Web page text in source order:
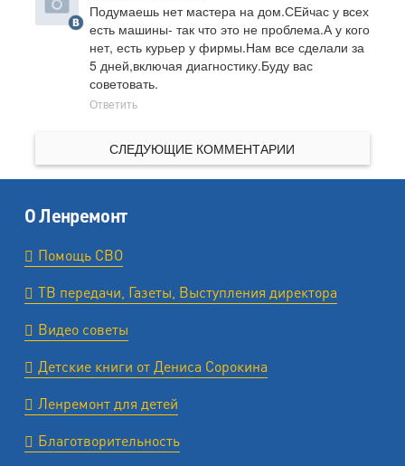
Подумаешь нет мастера на дом.СЕйчас у всех
есть машины- так что это не проблема.А у кого
нет, есть курьер у фирмы.Нам все сделали за
5 дней,включая диагностику.Буду вас
советовать.
Ответить
СЛЕДУЮЩИЕ КОММЕНТАРИИ
О Ленремонт
Помощь СВО
ТВ передачи, Газеты, Выступления директора
Видео советы
Детские книги от Дениса Сорокина
Ленремонт для детей
Благотворительность